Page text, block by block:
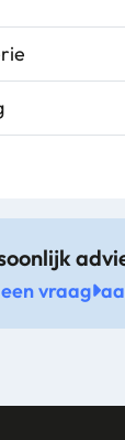
vraag